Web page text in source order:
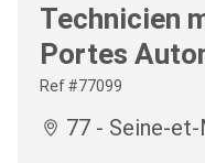
Technicien
Portes
Ref #77099
77 - Seine-et-